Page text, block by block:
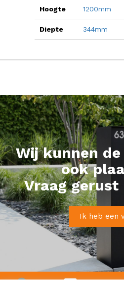
Hoogte 1200mm
Diepte 344mm
Wij kunnen
ook
Vraag gerust
Ik heb een